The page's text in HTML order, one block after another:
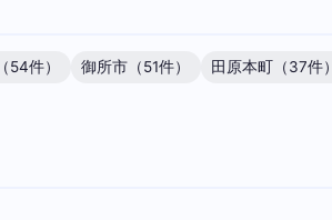
54件） 御所市（51件） 田原本町（37件）